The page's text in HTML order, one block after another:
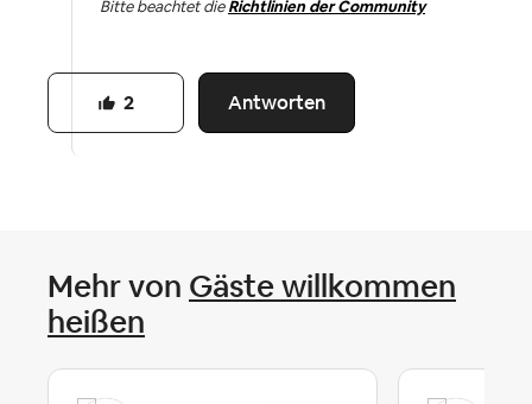
Bitte beachtet die Richtlinien der Community
Antworten
2
Mehr von Gäste willkommen
heißen